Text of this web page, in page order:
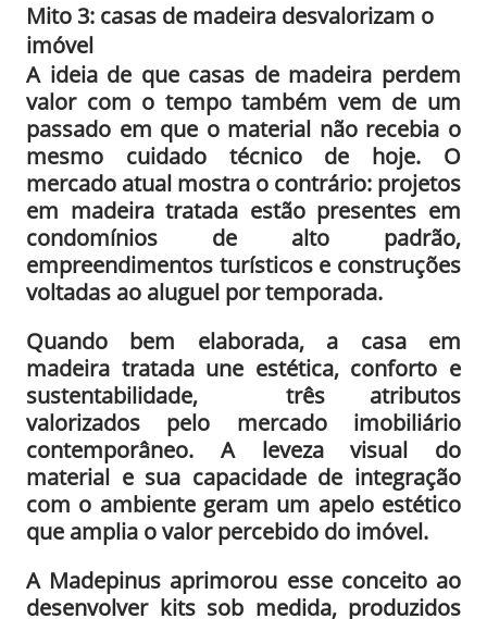
Mito 3: casas de madeira desvalorizam o
imóvel
A ideia de que casas de madeira perdem
valor com o tempo também vem de um
passado em que o material não recebia o
mesmo cuidado técnico de hoje. O
mercado atual mostra o contrário: projetos
em madeira tratada estão presentes em
condomínios de alto padrão,
empreendimentos turísticos e construções
voltadas ao aluguel por temporada.
Quando bem elaborada, a casa em
madeira tratada une estética, conforto e
sustentabilidade, três atributos
valorizados pelo mercado imobiliário
contemporâneo. A leveza visual do
material e sua capacidade de integração
com o ambiente geram um apelo estético
que amplia o valor percebido do imóvel.
A Madepinus aprimorou esse conceito ao
desenvolver kits sob medida, produzidos